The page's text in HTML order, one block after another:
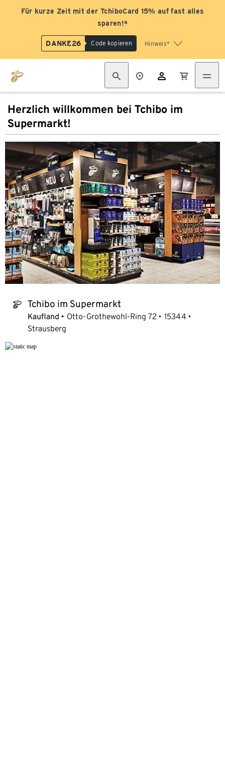
Für kurze Zeit mit der TchiboCard 15% auf fast alles
sparen!*
DANKE26 Code kopieren Hinweis*
Herzlich willkommen bei Tchibo im
Supermarkt!
tchibo_logo Tchibo im Supermarkt
Kaufland Otto-Grothewohl-Ring 72
15344
Strausberg